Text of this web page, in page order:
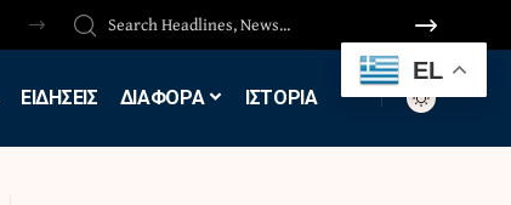
ΕΙΔΗΣΕΙΣ ΔΙΑΦΟΡΑ ΙΣΤΟΡΙΑ
EL